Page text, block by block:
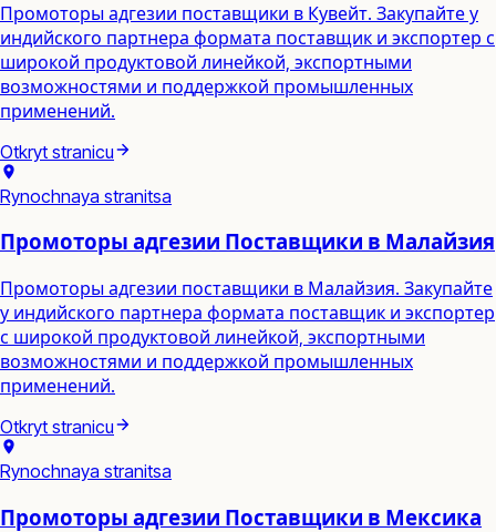
Промоторы адгезии поставщики в Кувейт. Закупайте у
индийского партнера формата поставщик и экспортер с
широкой продуктовой линейкой, экспортными
возможностями и поддержкой промышленных
применений.
Otkryt stranicu
Rynochnaya stranitsa
Промоторы адгезии Поставщики в Малайзия
Промоторы адгезии поставщики в Малайзия. Закупайте
у индийского партнера формата поставщик и экспортер
с широкой продуктовой линейкой, экспортными
возможностями и поддержкой промышленных
применений.
Otkryt stranicu
Rynochnaya stranitsa
Промоторы адгезии Поставщики в Мексика